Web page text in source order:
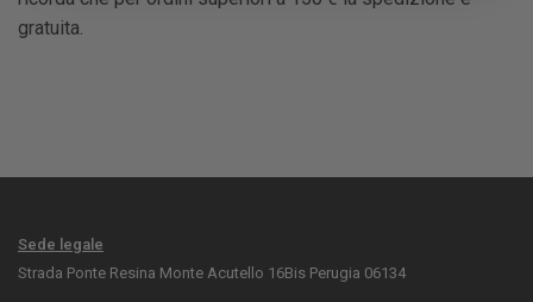
gratuita.
Sede legale
Strada Ponte Resina Monte Acutello 16Bis Perugia 06134